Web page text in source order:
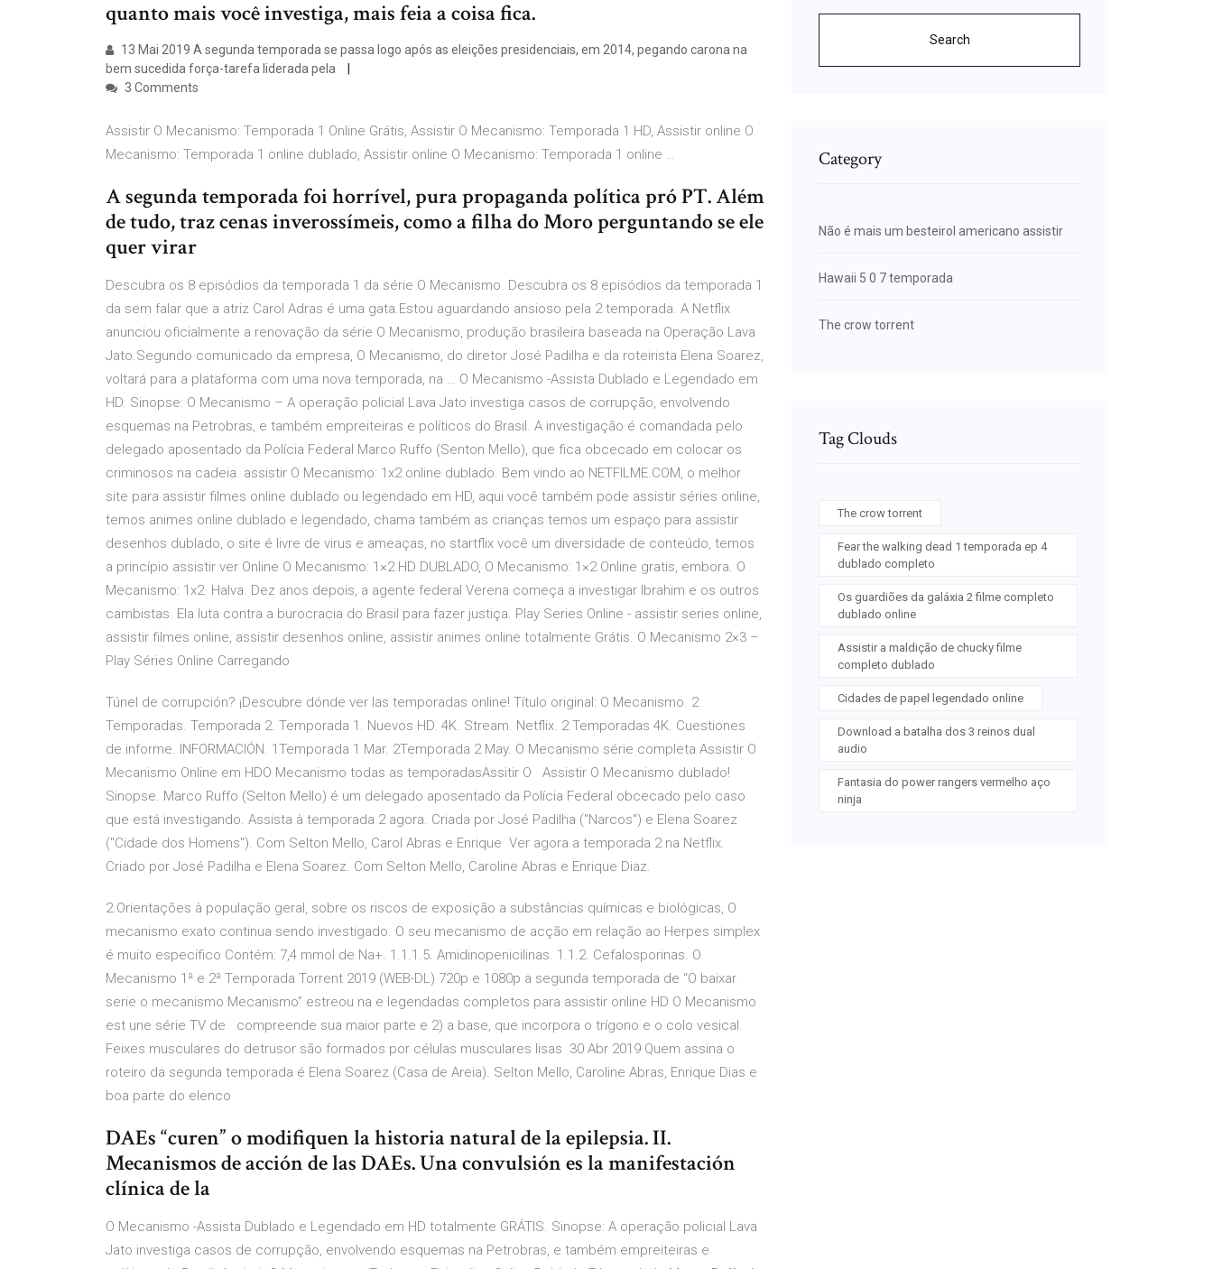
quanto mais você investiga, mais feia a coisa fica.
13 Mai 2019 A segunda temporada se passa logo após as eleições presidenciais, em 2014, pegando carona na
bem sucedida força-tarefa liderada pela
3 Comments
Assistir O Mecanismo: Temporada 1 Online Grátis, Assistir O Mecanismo: Temporada 1 HD, Assistir online O
Mecanismo: Temporada 1 online dublado, Assistir online O Mecanismo: Temporada 1 online …
A segunda temporada foi horrível, pura propaganda política pró PT. Além
de tudo, traz cenas inverossímeis, como a filha do Moro perguntando se ele
quer virar
Descubra os 8 episódios da temporada 1 da série O Mecanismo. Descubra os 8 episódios da temporada 1
da sem falar que a atriz Carol Adras é uma gata.Estou aguardando ansioso pela 2 temporada. A Netflix
anunciou oficialmente a renovação da série O Mecanismo, produção brasileira baseada na Operação Lava
Jato.Segundo comunicado da empresa, O Mecanismo, do diretor José Padilha e da roteirista Elena Soarez,
voltará para a plataforma com uma nova temporada, na … O Mecanismo -Assista Dublado e Legendado em
HD. Sinopse: O Mecanismo – A operação policial Lava Jato investiga casos de corrupção, envolvendo
esquemas na Petrobras, e também empreiteiras e políticos do Brasil. A investigação é comandada pelo
delegado aposentado da Polícia Federal Marco Ruffo (Senton Mello), que fica obcecado em colocar os
criminosos na cadeia. assistir O Mecanismo: 1x2 online dublado. Bem vindo ao NETFILME.COM, o melhor
site para assistir filmes online dublado ou legendado em HD, aqui você também pode assistir séries online,
temos animes online dublado e legendado, chama também as crianças temos um espaço para assistir
desenhos dublado, o site é livre de virus e ameaças, no startflix você um diversidade de conteúdo, temos
a princípio assistir ver Online O Mecanismo: 1×2 HD DUBLADO, O Mecanismo: 1×2 Online gratis, embora. O
Mecanismo: 1x2. Halva. Dez anos depois, a agente federal Verena começa a investigar Ibrahim e os outros
cambistas. Ela luta contra a burocracia do Brasil para fazer justiça. Play Series Online - assistir series online,
assistir filmes online, assistir desenhos online, assistir animes online totalmente Grátis. O Mecanismo 2×3 –
Play Séries Online Carregando
Túnel de corrupción? ¡Descubre dónde ver las temporadas online! Título original: O Mecanismo. 2
Temporadas. Temporada 2. Temporada 1. Nuevos HD. 4K. Stream. Netflix. 2 Temporadas 4K. Cuestiones
de informe. INFORMACIÓN. 1Temporada 1 Mar. 2Temporada 2 May. O Mecanismo série completa Assistir O
Mecanismo Online em HDO Mecanismo todas as temporadasAssitir O Assistir O Mecanismo dublado!
Sinopse. Marco Ruffo (Selton Mello) é um delegado aposentado da Polícia Federal obcecado pelo caso
que está investigando. Assista à temporada 2 agora. Criada por José Padilha ("Narcos") e Elena Soarez
("Cidade dos Homens"). Com Selton Mello, Carol Abras e Enrique Ver agora a temporada 2 na Netflix.
Criado por José Padilha e Elena Soarez. Com Selton Mello, Caroline Abras e Enrique Diaz.
2.Orientações à população geral, sobre os riscos de exposição a substâncias químicas e biológicas, O
mecanismo exato continua sendo investigado. O seu mecanismo de acção em relação ao Herpes simplex
é muito específico Contém: 7,4 mmol de Na+. 1.1.1.5. Amidinopenicilinas. 1.1.2. Cefalosporinas. O
Mecanismo 1ª e 2ª Temporada Torrent 2019 (WEB-DL) 720p e 1080p a segunda temporada de “O baixar
serie o mecanismo Mecanismo” estreou na e legendadas completos para assistir online HD O Mecanismo
est une série TV de compreende sua maior parte e 2) a base, que incorpora o trígono e o colo vesical.
Feixes musculares do detrusor são formados por células musculares lisas 30 Abr 2019 Quem assina o
roteiro da segunda temporada é Elena Soarez (Casa de Areia). Selton Mello, Caroline Abras, Enrique Dias e
boa parte do elenco
DAEs “curen” o modifiquen la historia natural de la epilepsia. II.
Mecanismos de acción de las DAEs. Una convulsión es la manifestación
clínica de la
O Mecanismo -Assista Dublado e Legendado em HD totalmente GRÁTIS. Sinopse: A operação policial Lava
Jato investiga casos de corrupção, envolvendo esquemas na Petrobras, e também empreiteiras e
Search
Category
Não é mais um besteirol americano assistir
Hawaii 5 0 7 temporada
The crow torrent
Tag Clouds
The crow torrent
Fear the walking dead 1 temporada ep 4
dublado completo
Os guardiões da galáxia 2 filme completo
dublado online
Assistir a maldição de chucky filme
completo dublado
Cidades de papel legendado online
Download a batalha dos 3 reinos dual
audio
Fantasia do power rangers vermelho aço
ninja